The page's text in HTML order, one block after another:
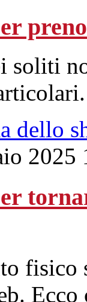
soliti
dello
2025
fisico